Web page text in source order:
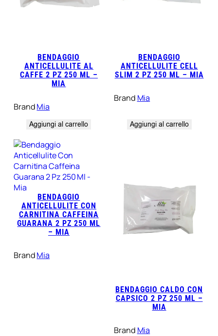
BENDAGGIO
ANTICELLULITE AL
CAFFE 2 PZ 250 ML –
MIA
BrandMia
Aggiungi al carrello
BENDAGGIO
ANTICELLULITE CELL
SLIM 2 PZ 250 ML – MIA
Brand Mia
Aggiungi al carrello
BENDAGGIO
ANTICELLULITE CON
CARNITINA CAFFEINA
GUARANA 2 PZ 250 ML
– MIA
BrandMia
BENDAGGIO CALDO CON
CAPSICO 2 PZ 250 ML –
MIA
Brand Mia